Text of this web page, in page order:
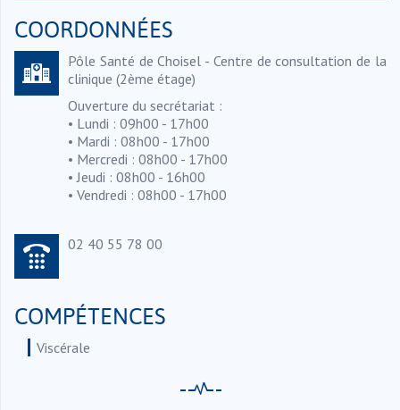
COORDONNÉES
Pôle Santé de Choisel - Centre de consultation de la
clinique (2ème étage)
Ouverture du secrétariat :
• Lundi : 09h00 - 17h00
• Mardi : 08h00 - 17h00
• Mercredi : 08h00 - 17h00
• Jeudi : 08h00 - 16h00
• Vendredi : 08h00 - 17h00
02 40 55 78 00
COMPÉTENCES
Viscérale